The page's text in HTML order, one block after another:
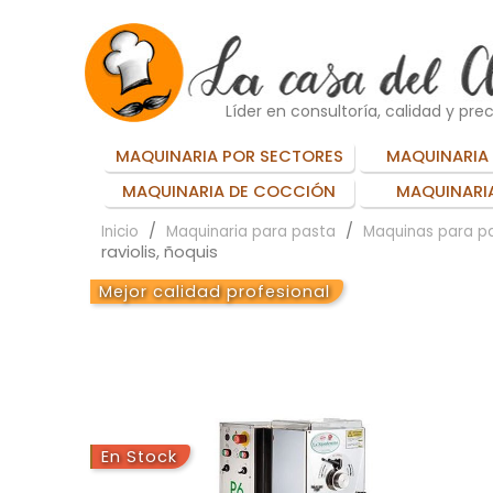
Líder en consultoría, calidad y
MAQUINARIA POR SECTORES
MAQUINARIA
MAQUINARIA DE COCCIÓN
Inicio Maquinaria para pasta Maquinas para
raviolis, ñoquis
Mejor calidad profesional
En Stock